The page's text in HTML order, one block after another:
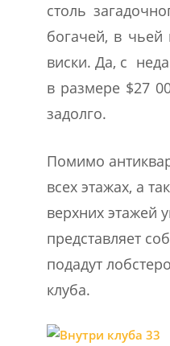
столь
богачей, в
виски. Да, с
в размере $27
задолго.
Помимо
всех этажах, а
верхних этажей
представляет
подадут
клуба.